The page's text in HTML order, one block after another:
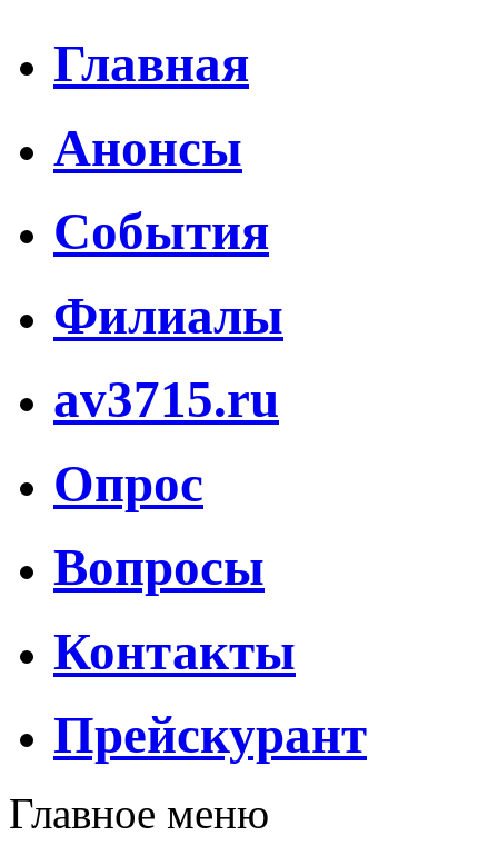
Главная
Анонсы
События
Филиалы
av3715.ru
Опрос
Вопросы
Контакты
Прейскурант
Главное меню